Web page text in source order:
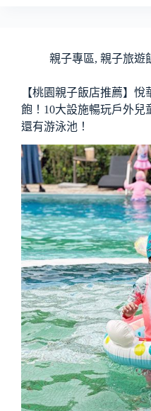
親子專區, 親子旅遊
【桃園親子飯店推薦】悅
飽！10大設施暢玩戶外兒
還有游泳池！